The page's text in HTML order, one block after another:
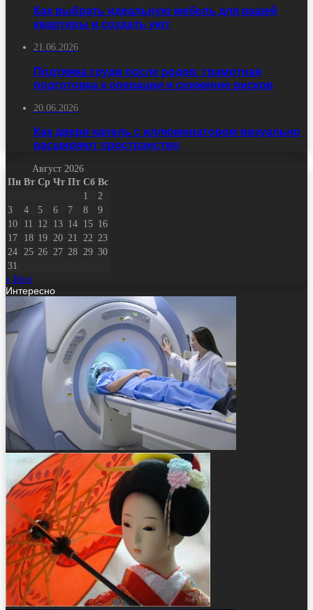
Как выбрать идеальную мебель для вашей
квартиры и создать уют
21.06.2026
Подтяжка груди после родов: грамотная
подготовка к операции и снижение рисков
20.06.2026
Как двери капель с иллюминатором визуально
расширяют пространство
Август 2026
Пн Вт Ср Чт Пт Сб Вс
1
2
3
4 5 6 7 8
9
10
11 12 13 14 15 16
17
18 19 20 21 22 23
24
25 26 27 28 29 30
31
« Июл
Интересно